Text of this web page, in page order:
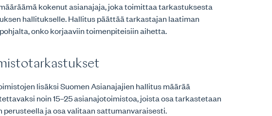
kokenut asianajaja, joka toimittaa tarkastuksesta
hallitukselle. Hallitus päättää tarkastajan laatiman
onko korjaaviin toimenpiteisiin aihetta.
lisäksi Suomen Asianajajien hallitus määrää
noin 15–25 asianajotoimistoa, joista osa tarkastetaan
perusteella ja osa valitaan sattumanvaraisesti.